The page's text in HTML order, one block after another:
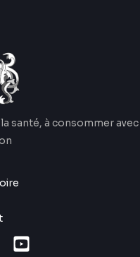
santé, à consommer avec